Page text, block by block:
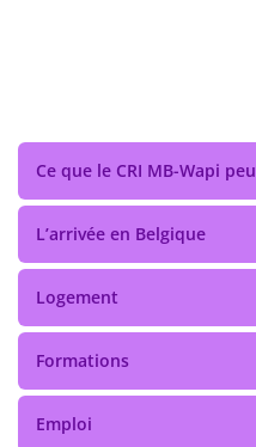
Ce que le CRI MB-Wapi
L’arrivée en Belgique
Logement
Formations
Emploi